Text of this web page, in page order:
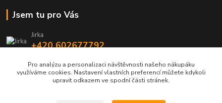
Jsem tu pro Vás
Jirka
+420 602677792
info@jarmy.cz
Pro analýzu a personalizaci návštěvnosti našeho nákupáku
využíváme cookies. Nastavení vlastních preferencí můžete kdykoli
upravit odkazem ve spodní části stránek.